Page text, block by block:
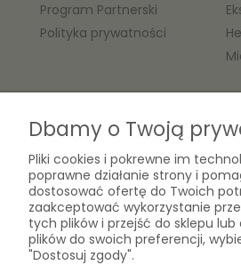
05-
Program Partnerski
Polityka prywatności
O nas
Kontakt
Biogram Henryk Różański
Blog
O firmie
Dbamy o Twoją
Pliki cookies i pokrewne im
poprawne działanie strony i
dostosować ofertę do Twoich
zaakceptować wykorzystanie
tych plików i przejść do sklepu
plików do swoich preferencji,
"Dostosuj zgody".